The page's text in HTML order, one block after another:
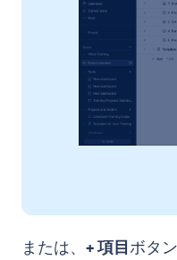
または、 + 項目ボタ